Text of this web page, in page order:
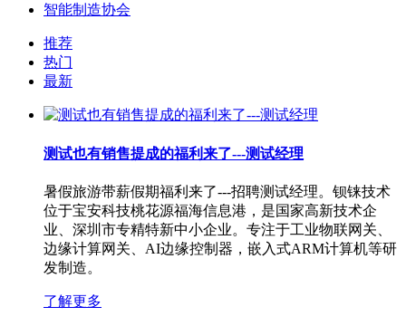
智能制造协会
推荐
热门
最新
测试也有销售提成的福利来了---测试经理
暑假旅游带薪假期福利来了---招聘测试经理。钡铼技术
位于宝安科技桃花源福海信息港，是国家高新技术企
业、深圳市专精特新中小企业。专注于工业物联网关、
边缘计算网关、AI边缘控制器，嵌入式ARM计算机等研
发制造。
了解更多